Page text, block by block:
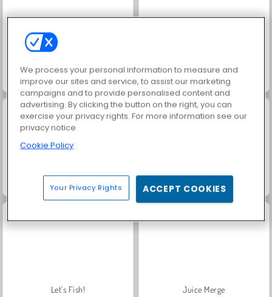
Masha and the Bear: Meadows Royal Story
Scala 40 Charm Farm
Let's Fish! Juice Merge
We process your personal information to measure and
improve our sites and service, to assist our marketing
campaigns and to provide personalised content and
advertising. By clicking the button on the right, you can
exercise your privacy rights. For more information see our
privacy notice
Cookie Policy
Your Privacy Rights ACCEPT COOKIES